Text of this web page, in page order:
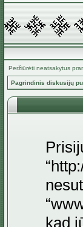
Peržiūrėti neatsakytus
Pagrindinis diskusijų
kad